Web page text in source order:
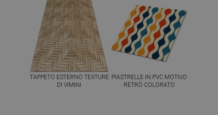
TAPPETO ESTERNO TEXTURE
DI VIMINI
PIASTRELLE IN PVC MOTIVO
RETRÒ COLORATO